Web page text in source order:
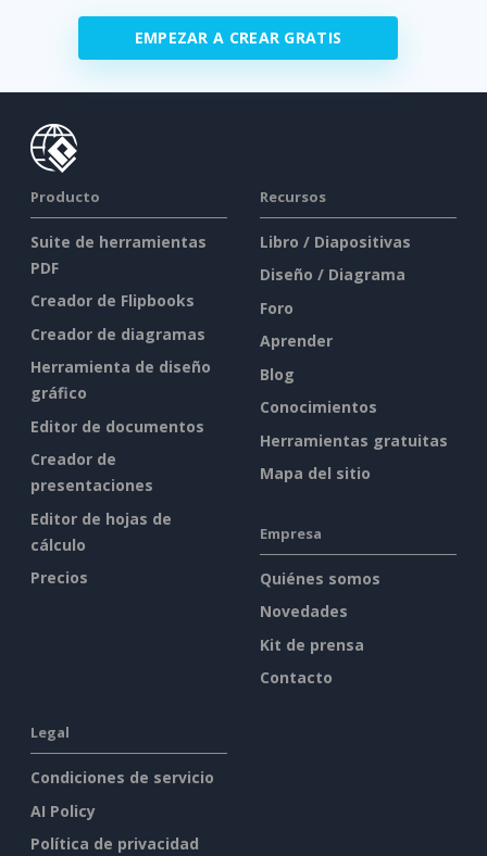
EMPEZAR A CREAR GRATIS
Producto
Suite de herramientas
PDF
Creador de Flipbooks
Creador de diagramas
Herramienta de diseño
gráfico
Editor de documentos
Creador de
presentaciones
Editor de hojas de
cálculo
Precios
Recursos
Libro / Diapositivas
Diseño / Diagrama
Foro
Aprender
Blog
Conocimientos
Herramientas gratuitas
Mapa del sitio
Empresa
Quiénes somos
Novedades
Kit de prensa
Contacto
Legal
Condiciones de servicio
AI Policy
Política de privacidad